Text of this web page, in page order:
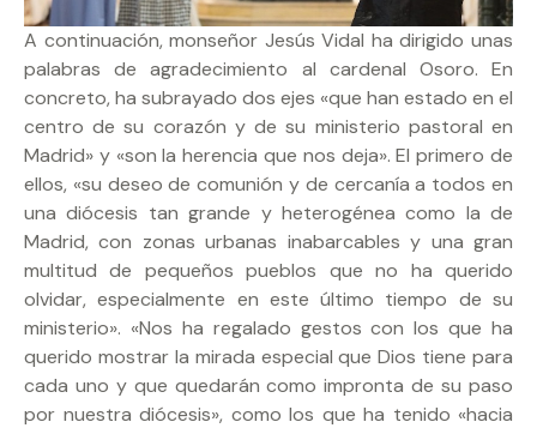
A continuación, monseñor Jesús Vidal ha dirigido unas
palabras de agradecimiento al cardenal Osoro. En
concreto, ha subrayado dos ejes «que han estado en el
centro de su corazón y de su ministerio pastoral en
Madrid» y «son la herencia que nos deja». El primero de
ellos, «su deseo de comunión y de cercanía a todos en
una diócesis tan grande y heterogénea como la de
Madrid, con zonas urbanas inabarcables y una gran
multitud de pequeños pueblos que no ha querido
olvidar, especialmente en este último tiempo de su
ministerio». «Nos ha regalado gestos con los que ha
querido mostrar la mirada especial que Dios tiene para
cada uno y que quedarán como impronta de su paso
por nuestra diócesis», como los que ha tenido «hacia